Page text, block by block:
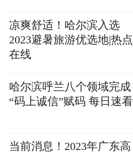
凉爽舒适！哈尔滨入选
2023避暑旅游优选地|热点
在线
哈尔滨呼兰八个领域完成
“码上诚信”赋码 每日速看
当前消息！2023年广东高